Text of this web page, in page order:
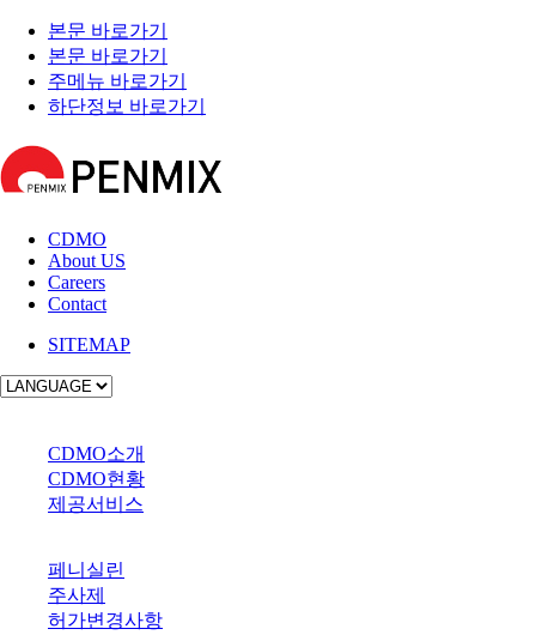
본문 바로가기
본문 바로가기
주메뉴 바로가기
하단정보 바로가기
CDMO
About US
Careers
Contact
SITEMAP
CDMO소개
CDMO현황
제공서비스
페니실린
주사제
허가변경사항